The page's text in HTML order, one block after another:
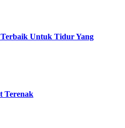
Untuk Tidur Yang
Terenak